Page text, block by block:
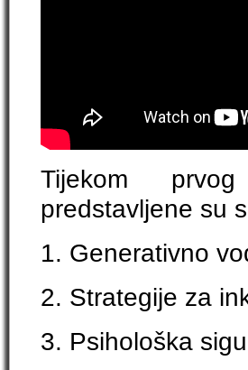
Tijekom
predstavljene su
1. Generativno
2. Strategije za
3. Psihološka